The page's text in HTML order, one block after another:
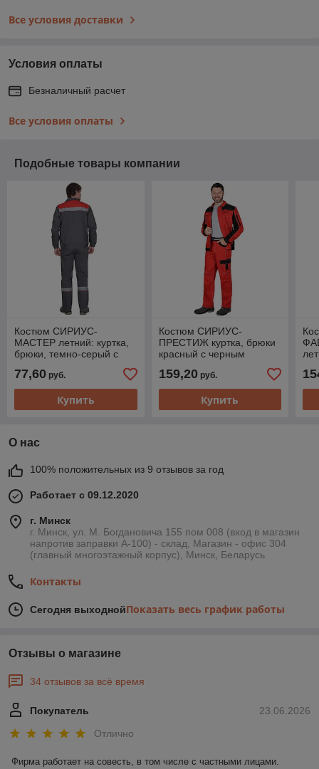
Все условия доставки
Условия оплаты
Безналичный расчет
Все условия оплаты
Подобные товары компании
Костюм СИРИУС-
МАСТЕР летний: куртка,
брюки, темно-серый с
77,60 руб.
Купить
Костюм СИРИУС-
ПРЕСТИЖ куртка, брюки
красный с черным
159,20руб.
Купить
О нас
100% положительных из 9 отзывов за год
Работает с 09.12.2020
г. Минск
г. Минск, ул. М. Богдановича 155 пом 008 (вход в магазин
напротив заправки А-100) - склад, Магазин - офис 304
(главный многоэтажный корпус), Минск, Беларусь
Контакты
Сегодня выходнойПоказать весь график работы
Отзывы о магазине
34 отзывов за всё время
23.06.2026
Покупатель
Отлично
Фирма работает на совесть, в том числе с частными лицами.